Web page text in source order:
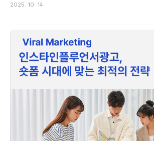
2025. 10. 14